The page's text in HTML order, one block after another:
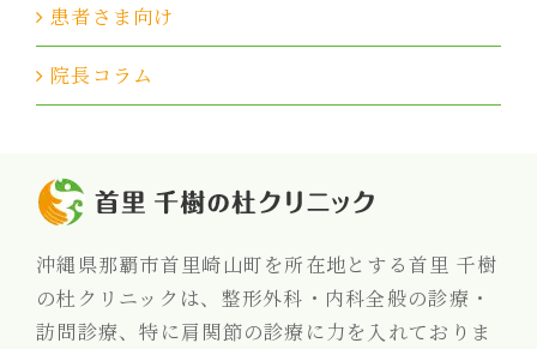
患者さま向け
院長コラム
沖縄県那覇市首里崎山町を所在地とする首里 千樹
の杜クリニックは、整形外科・内科全般の診療・
訪問診療、特に肩関節の診療に力を入れておりま